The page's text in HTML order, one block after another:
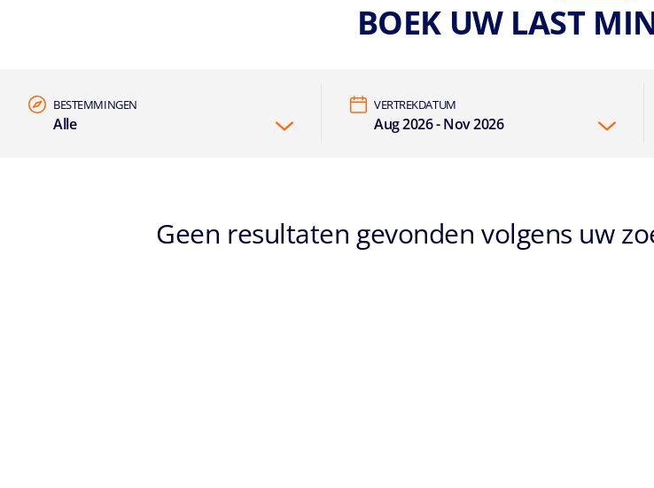
BOEK UW LAST
BESTEMMINGEN
Alle
VERTREKDATUM
Aug 2026 - Nov 2026
Geen resultaten gevonden volgens uw